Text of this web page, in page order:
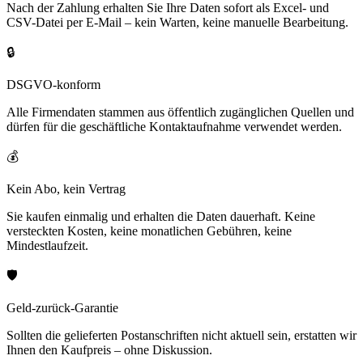
Nach der Zahlung erhalten Sie Ihre Daten sofort als Excel- und
CSV-Datei per E-Mail – kein Warten, keine manuelle Bearbeitung.
🔒
DSGVO-konform
Alle Firmendaten stammen aus öffentlich zugänglichen Quellen und
dürfen für die geschäftliche Kontaktaufnahme verwendet werden.
💰
Kein Abo, kein Vertrag
Sie kaufen einmalig und erhalten die Daten dauerhaft. Keine
versteckten Kosten, keine monatlichen Gebühren, keine
Mindestlaufzeit.
🛡️
Geld-zurück-Garantie
Sollten die gelieferten Postanschriften nicht aktuell sein, erstatten wir
Ihnen den Kaufpreis – ohne Diskussion.